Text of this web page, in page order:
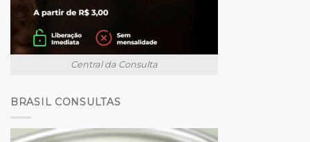
Central da Consulta
BRASIL CONSULTAS